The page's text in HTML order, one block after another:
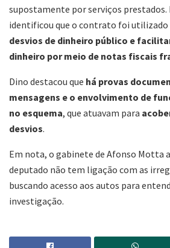
supostamente por serviços prestados.
identificou que o contrato foi utilizado
desvios de dinheiro público e
dinheiro por meio de notas fiscais
Dino destacou que há provas
mensagens e o envolvimento de
no esquema, que atuavam para
desvios.
Em nota, o gabinete de Afonso Motta
deputado não tem ligação com as
buscando acesso aos autos para
investigação.